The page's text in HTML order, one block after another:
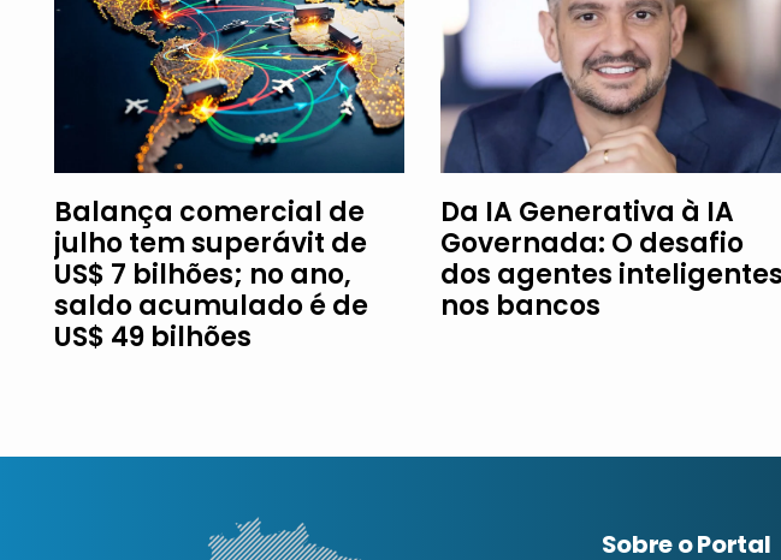
Balança comercial de
julho tem superávit de
US$ 7 bilhões; no ano,
saldo acumulado é de
US$ 49 bilhões
Da IA Generativa à IA
Governada: O desafio
dos agentes inteligentes
nos bancos
Sobre o Portal